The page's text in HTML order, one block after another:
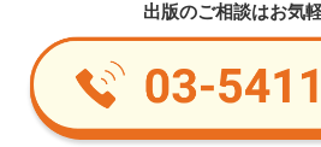
出版のご相談はお気